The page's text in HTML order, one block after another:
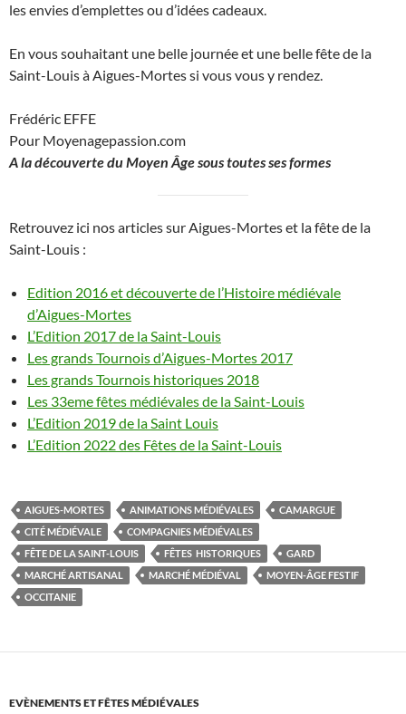
les envies d’emplettes ou d’idées cadeaux.
En vous souhaitant une belle journée et une belle fête de la
Saint-Louis à Aigues-Mortes si vous vous y rendez.
Frédéric EFFE
Pour Moyenagepassion.com
A la découverte du Moyen Âge sous toutes ses formes
Retrouvez ici nos articles sur Aigues-Mortes et la fête de la
Saint-Louis :
Edition 2016 et découverte de l’Histoire médiévale
d’Aigues-Mortes
L’Edition 2017 de la Saint-Louis
Les grands Tournois d’Aigues-Mortes 2017
Les grands Tournois historiques 2018
Les 33eme fêtes médiévales de la Saint-Louis
L’Edition 2019 de la Saint Louis
L’Edition 2022 des Fêtes de la Saint-Louis
AIGUES-MORTES ANIMATIONS MÉDIÉVALES
CAMARGUE
CITÉ MÉDIÉVALE
COMPAGNIES MÉDIÉVALES
FÊTE DE LA SAINT-LOUIS
FÊTES HISTORIQUES
GARD
MARCHÉ ARTISANAL
MARCHÉ MÉDIÉVAL
MOYEN-ÂGE FESTIF
OCCITANIE
EVÈNEMENTS ET FÊTES MÉDIÉVALES